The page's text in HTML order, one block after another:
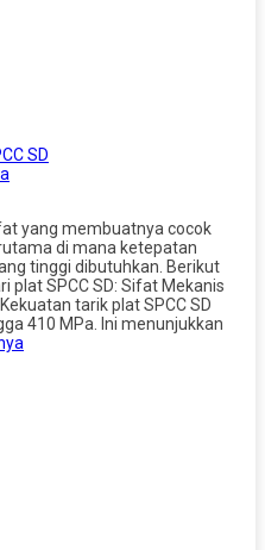
SD
yang membuatnya cocok
di mana ketepatan
tinggi dibutuhkan. Berikut
SPCC SD: Sifat Mekanis
tarik plat SPCC SD
410 MPa. Ini menunjukkan